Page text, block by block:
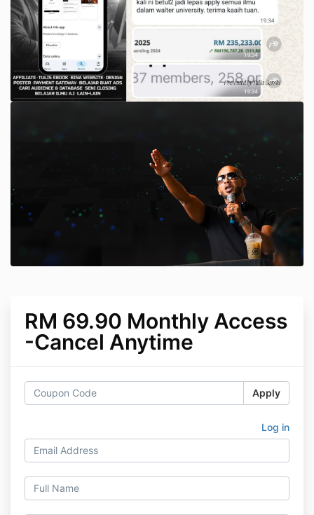
RM 69.90 Monthly Access
-Cancel Anytime
Apply
Log in